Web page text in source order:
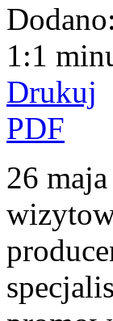
Dodano:
1:1
Drukuj
PDF
26